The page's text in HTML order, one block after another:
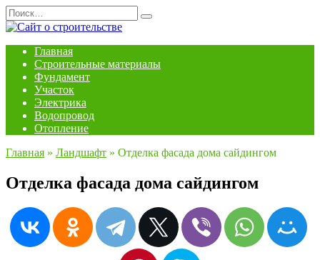
Перейти
к
содержанию
Search
for:
Главная
Строительные материалы
Фундамент
Участок
Электрика
Водопровод
Отопление
Главная » Ландшафт » Отделка фасада дома сайдингом
Отделка фасада дома сайдингом